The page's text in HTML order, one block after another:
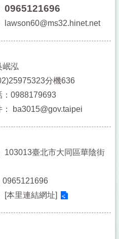
0965121696
lawson60@ms32.hinet.net
岷泓
分機636
：0988179693
ba3015@gov.taipei
103013臺北市大同區華陰街
0965121696
[本里連結網址]